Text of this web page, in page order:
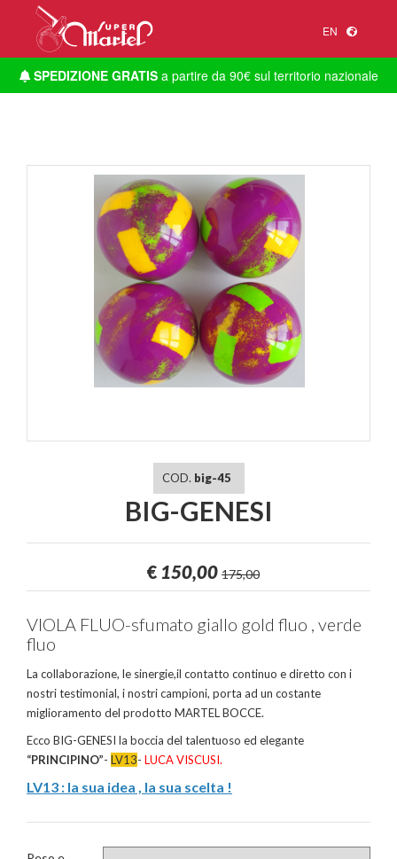
EN
SPEDIZIONE GRATISa partire da 90€ sul territorio nazionale
COD. big-45
BIG-GENESI
€ 150,00 175,00
VIOLA FLUO-sfumato giallo gold fluo , verde
fluo
La collaborazione, le sinergie,il contatto continuo e diretto con i
nostri testimonial, i nostri campioni, porta ad un costante
miglioramento del prodotto MARTEL BOCCE.
Ecco BIG-GENESI la boccia del talentuoso ed elegante
“PRINCIPINO”- LV13- LUCA VISCUSI.
LV13 : la sua idea , la sua scelta !